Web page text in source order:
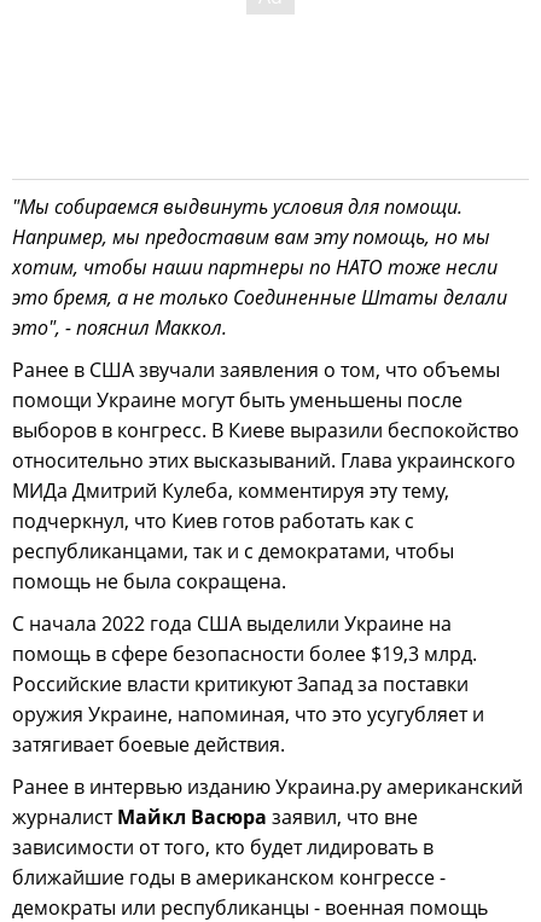
"Мы собираемся выдвинуть условия для помощи.
Например, мы предоставим вам эту помощь, но мы
хотим, чтобы наши партнеры по НАТО тоже несли
это бремя, а не только Соединенные Штаты делали
это", - пояснил Маккол.
Ранее в США звучали заявления о том, что объемы
помощи Украине могут быть уменьшены после
выборов в конгресс. В Киеве выразили беспокойство
относительно этих высказываний. Глава украинского
МИДа Дмитрий Кулеба, комментируя эту тему,
подчеркнул, что Киев готов работать как с
республиканцами, так и с демократами, чтобы
помощь не была сокращена.
С начала 2022 года США выделили Украине на
помощь в сфере безопасности более $19,3 млрд.
Российские власти критикуют Запад за поставки
оружия Украине, напоминая, что это усугубляет и
затягивает боевые действия.
Ранее в интервью изданию Украина.ру американский
журналистМайкл Васюра заявил, что вне
зависимости от того, кто будет лидировать в
ближайшие годы в американском конгрессе -
демократы или республиканцы - военная помощь